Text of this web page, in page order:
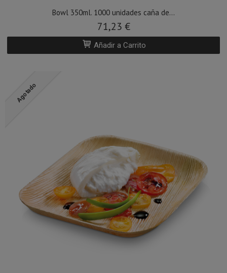
Bowl 350ml. 1000 unidades caña de...
71,23 €
Añadir a Carrito
Agotado